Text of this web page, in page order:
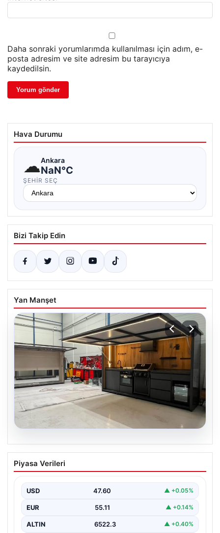
Daha sonraki yorumlarımda kullanılması için adım, e-
posta adresim ve site adresim bu tarayıcıya
kaydedilsin.
Hava Durumu
☁Ankara
NaN°C
ŞEHIR SEÇ
Bizi Takip Edin
Yan Manşet
Outdoor Mutfaklar ve Prestijli Yaşam
Mekanları
yaşamaktadır. Baştan başa özel konutlarda ikamet
eden…
Piyasa Verileri
USD 47.60 ▲ +0.05%
EUR 55.11 ▲ +0.14%
ALTIN 6522.3 ▲ +0.40%